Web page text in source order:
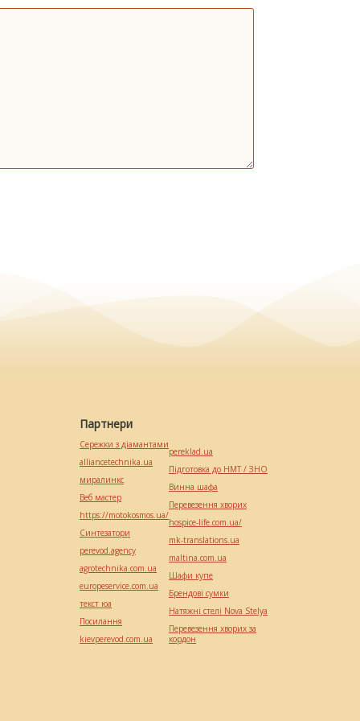
Партнери
Сережки з діамантами
alliancetechnika.ua
миралинкс
Веб мастер
https://motokosmos.ua/
Синтезатори
perevod.agency
agrotechnika.com.ua
europeservice.com.ua
текст юа
Посилання
kievperevod.com.ua
pereklad.ua
Підготовка до НМТ / ЗНО
Винна шафа
Перевезення хворих
hospice-life.com.ua/
mk-translations.ua
maltina.com.ua
Шафи купе
Брендові сумки
Натяжні стелі Nova Stelya
Перевезення хворих за
кордон